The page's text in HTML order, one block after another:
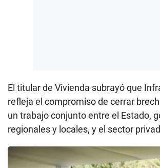
El titular de Vivienda subrayó que
refleja el compromiso de cerrar
un trabajo conjunto entre el Estado,
regionales y locales, y el sector